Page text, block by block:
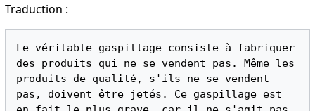
Traduction :
Le véritable gaspillage consiste à fabriquer
des produits qui ne se vendent pas. Même les
produits de qualité, s'ils ne se vendent
pas, doivent être jetés. Ce gaspillage est